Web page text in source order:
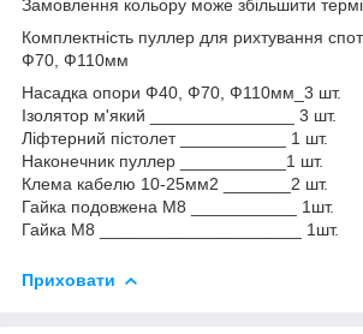
Замовлення кольору може збільшити
Комплектність пуллер для рихтування
Ф70, Ф110мм
Насадка опори Ф40, Ф70, Ф110мм_3 шт.
Ізолятор м'який _______________ 3 шт.
Ліфтерний пістолет ___________ 1 шт.
Наконечник пуллер ___________1 шт.
Клема кабелю 10-25мм2 _______2 шт.
Гайка подовжена М8 ___________ 1шт.
Гайка М8 _____________________ 1шт.
Приховати